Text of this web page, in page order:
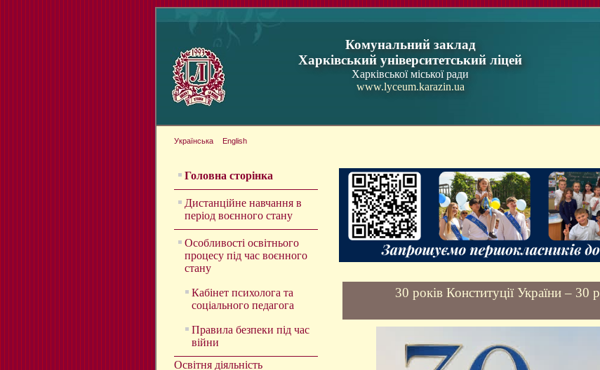
Комунальний заклад
Харківський університетський ліцей
Харківської міської ради
www.lyceum.karazin.ua
Українська English
Головна сторінка
Дистанційне навчання в
період воєнного стану
Особливості освітнього
процесу під час воєнного
стану
Кабінет психолога та
соціального педагога
Правила безпеки під час
війни
Освітня діяльність
30 років Конституції України – 30